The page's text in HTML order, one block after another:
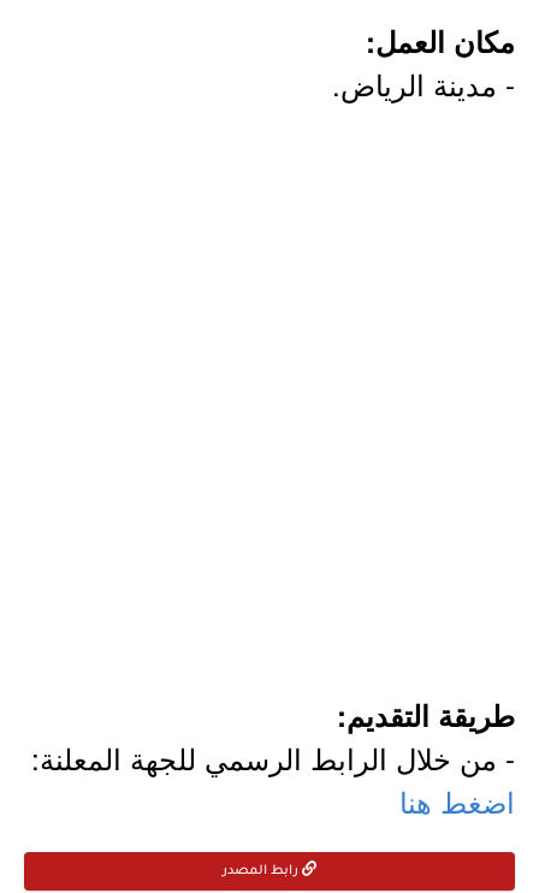
مكان العمل:
- مدينة الرياض.
طريقة التقديم:
- من خلال الرابط الرسمي للجهة المعلنة:
اضغط هنا
رابط المصدر